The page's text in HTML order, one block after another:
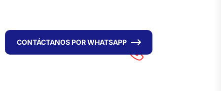
CONTÁCTANOS POR WHATSAPP
Phone/WhatsApp
+355 67 493